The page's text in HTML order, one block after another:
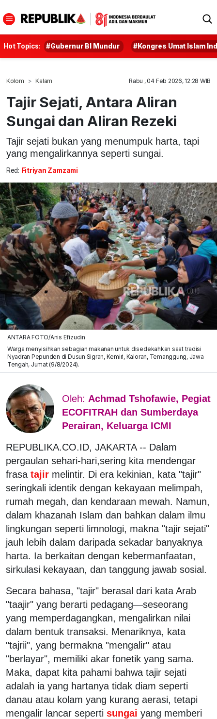
Hot Topics: #Gubernur BI Mundur #Kongres Umat Islam
Kolom Kalam Rabu , 04 Feb 2026, 12:28 WIB
Tajir Sejati, Antara Aliran
Sungai dan Aliran Rezeki
Tajir sejati bukan yang menumpuk harta, tapi
yang mengalirkannya seperti sungai.
Red: Fitriyan Zamzami
ANTARA FOTO/Anis Efizudin
Warga menyisihkan sebagian makanan untuk disedekahkan saat tradisi
Nyadran Pepunden di Dusun Sigran, Kemiri, Kaloran, Temanggung, Jawa
Tengah, Jumat (9/8/2024).
Oleh: Achmad Tshofawie, Pegiat
ECOFITRAH dan Sumberdaya
Perairan, Keluarga ICMI
REPUBLIKA.CO.ID, JAKARTA -- Dalam
pergaulan sehari-hari,sering kita mendengar
frasa tajir melintir. Di era kekinian, kata "tajir"
seringkali identik dengan kekayaan melimpah,
rumah megah, dan kendaraan mewah. Namun,
dalam khazanah Islam dan bahkan dalam ilmu
lingkungan seperti limnologi, makna "tajir sejati"
jauh lebih dalam daripada sekadar banyaknya
harta. Ia berkaitan dengan kebermanfaatan,
sirkulasi kekayaan, dan tanggung jawab sosial.
Secara bahasa, "tajir" berasal dari kata Arab
"taajir" yang berarti pedagang—seseorang
yang memperdagangkan, mengalirkan nilai
dalam bentuk transaksi. Menariknya, kata
"tajrii", yang bermakna "mengalir" atau
"berlayar", memiliki akar fonetik yang sama.
Maka, dapat kita pahami bahwa tajir sejati
adalah ia yang hartanya tidak diam seperti
danau atau kolam yang kurang aerasi, tetapi
mengalir lancar seperti sungai yang memberi